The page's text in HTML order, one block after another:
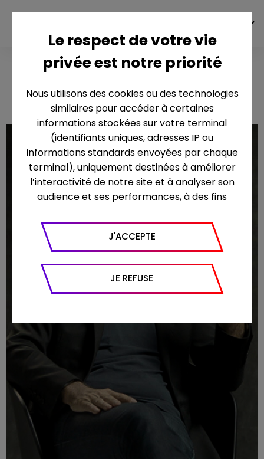
Sélectio
nneurs
Le respect de votre vie
privée est notre priorité
Nous utilisons des cookies ou des technologies
similaires pour accéder à certaines
informations stockées sur votre terminal
(identifiants uniques, adresses IP ou
informations standards envoyées par chaque
terminal), uniquement destinées à améliorer
l’interactivité de notre site et à analyser son
audience et ses performances, à des fins
Google Analytics pour générer des rapports
sur le trafic (nombre de visites, temps passé
sur le site, nombre de pages vues en moyenne,
appareil et navigateur utilisé, emplacement
géographique), l’origine du trafic et la
J'ACCEPTE
JE REFUSE